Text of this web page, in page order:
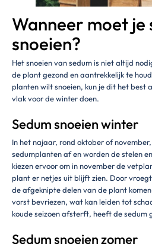
Wanneer moet je
snoeien?
Het snoeien van sedum is niet altijd
de plant gezond en aantrekkelijk te
planten wilt snoeien, kun je dit het best
vlak voor de winter doen.
Sedum snoeien winter
In het najaar, rond oktober of
sedumplanten af en worden de stelen
kiezen ervoor om in november de
plant er netjes uit blijft zien. Door
de afgeknipte delen van de plant
vorst bevriezen, wat kan leiden tot
koude seizoen afsterft, heeft de sedum
Sedum snoeien zomer